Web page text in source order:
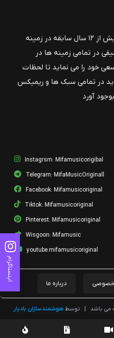
Erfan Tahmasbi Mahe
Erfan
Erfan
Erfan
Erfan
سایت و گروه میفا موزیک با بیش از ۱۲ سال سابقه در زمینه
در تمامی زمینه ها در
خود را می نماید تا لحظات
در تمامی سبک ها و ریمیکس
آورد
Instagrsm: Mifamusicorigibal
Telegram: MifaMusicOriginall
Facebook: Mifamusicoriginal
Tiktok: Mifamusicoriginal
Pinterest: Mifamusicoriginal
Wisgoon: Mifamusic
youtube:mifamusicoriginal
خصوصی درباره ما
می باشد توسطهوشمندسازان بادیار
اینستاگرام